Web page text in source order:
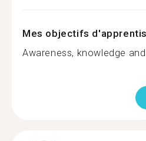
Mes objectifs
Awareness, knowledge and